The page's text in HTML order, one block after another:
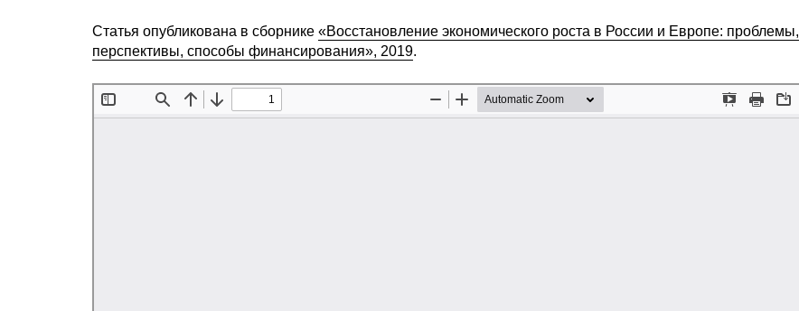
Статья опубликована в сборнике «Восстановление экономического роста в России и Европе: проблемы,
перспективы, способы финансирования», 2019.